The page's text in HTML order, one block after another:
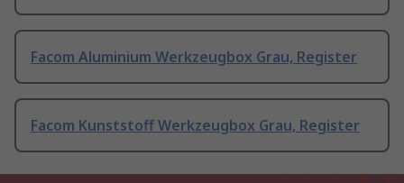
Facom Aluminium Werkzeugbox Grau, Register
Facom Kunststoff Werkzeugbox Grau, Register